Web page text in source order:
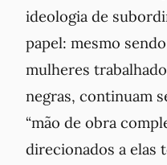
ideologia de
papel: mesmo
mulheres
negras, continuam
“mão de obra
direcionados a elas